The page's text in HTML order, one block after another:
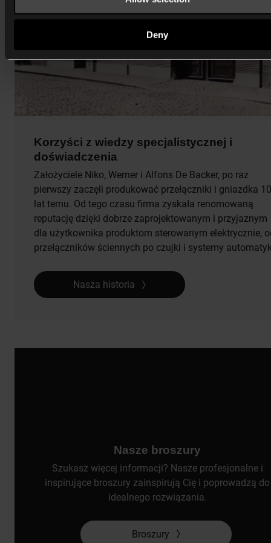
Deny
Korzyści z wiedzy specjalistycznej i
doświadczenia
Założyciele Niko, Werner i Alfons De Backer, po raz
pierwszy zaczęli produkować przełączniki i gniazdka
lat temu. Od tego czasu firma zyskała renomowaną
reputację dzięki dobrze zaprojektowanym i przyjaznym
dla użytkownika produktom sterowanym elektrycznie,
przełączników ściennych po czujki i systemy
Nasza historia
Nasze broszury
Szukasz więcej informacji? Nasze profesjonalne i
inspirujące broszury zainspirują Cię i poprowadzą do
idealnego rozwiązania.
Broszury